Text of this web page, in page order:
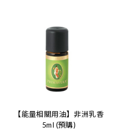
【能量相關用油】非洲乳香
5ml (預購)